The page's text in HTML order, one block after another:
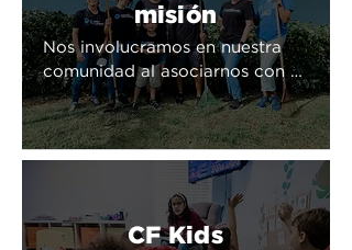
internet.
misión
Nos involucramos en nuestra
comunidad al asociarnos con
escuelas locales, organizaciones
sin fines de lucro y ayudantes
comunitarios. Christ Fellowship
también tiene una organización
sin fines de lucro conocida
como Caring For Miami que
sirve a la comunidad.
CF Kids